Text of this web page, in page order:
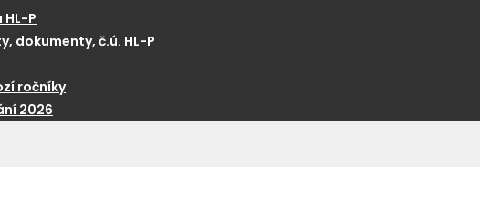
P
dokumenty, č.ú. HL-P
ročníky
2026